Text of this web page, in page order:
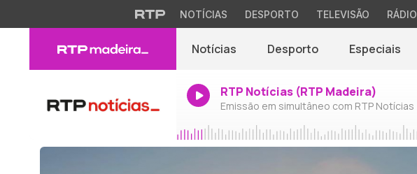
NOTÍCIAS DESPORTO TELEVISÃO RÁDIO
Notícias Desporto Especiais
RTP Notícias (RTP Madeira)
Emissão em simultâneo com RTP Notícias